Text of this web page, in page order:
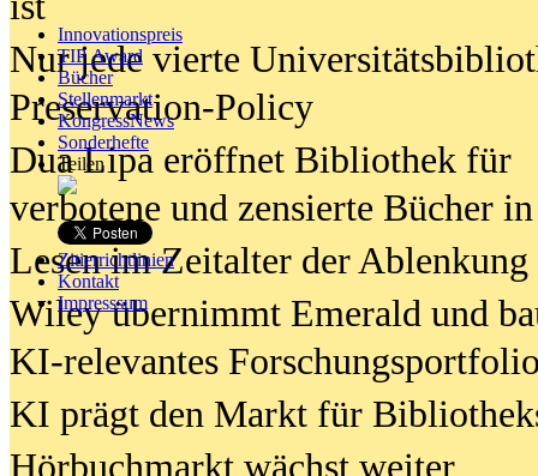
Innovationspreis
TIP Award
Bücher
Stellenmarkt
KongressNews
Sonderhefte
Teilen
Zitierrichtlinien
Kontakt
Impresssum
Nur jede vierte
Preservation-Policy
Dua Lipa eröffnet Bibliothek für
verbotene und zensierte Bücher
Lesen im Zeitalter der Ablenkung
Wiley übernimmt Emerald und
KI-relevantes
KI prägt den Markt für
Hörbuchmarkt wächst weiter,